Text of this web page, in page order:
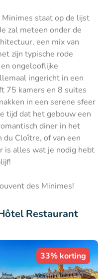
staat op de lijst
zal meteen onder de
een mix van
zijn typische rode
ongelooflijke
ingericht in een
75 kamers en 8 suites
in een serene sfeer
tijd dat het gebouw een
diner in het
du Cloître, of van een
is alles wat je nodig hebt
des Minimes!
Restaurant
33% korting